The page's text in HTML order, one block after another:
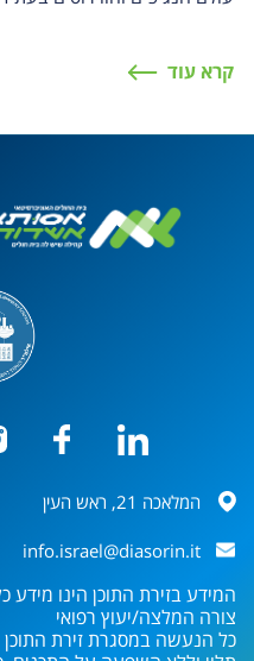
קרא עוד
המלאכה 21, ראש העין
info.israel@diasorin.it
המידע בזירת התוכן הינו מידע
צורה המלצה/יעוץ רפואי
כל הנעשה במסגרת זירת